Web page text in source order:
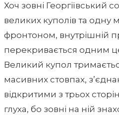
Хоч зовні Георгіївський
великих куполів та одну
фронтоном, внутрішній
перекривається одним
Великий купол
масивних стовпах,
відкритими з трьох
глуха, бо зовні на ній